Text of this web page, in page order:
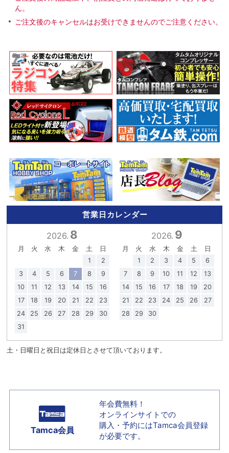
ん。
ご注文後のキャンセルはお受けできませんのでご注意ください。
営業日カレンダー
2026. 8
月 火 水 木 金 土
日
1
2
3
4 5 6 7 8
9
10
11 12 13 14 15
16
17
18 19 20 21 22
23
24
25 26 27 28 29
30
31
2026. 9
月 火 水 木 金 土
日
1
2 3 4 5
6
7
8 9 10 11 12
13
14
15 16 17 18 19
20
21
22 23 24 25 26
27
28
29 30
土・日曜日と祝日は定休日とさせて頂いております。
Tamca会員
年会費無料！
オンラインサイトでの
購入・予約にはTamca会員登録
が必要です。